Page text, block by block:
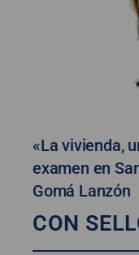
«La vivienda,
examen en
Gomá Lanzón
CON